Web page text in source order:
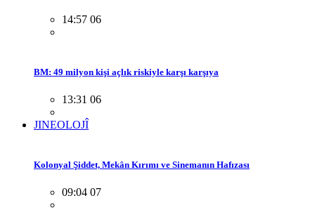
14:57 06
BM: 49 milyon kişi açlık riskiyle karşı karşıya
13:31 06
JINEOLOJÎ
Kolonyal Şiddet, Mekân Kırımı ve Sinemanın Hafızası
09:04 07